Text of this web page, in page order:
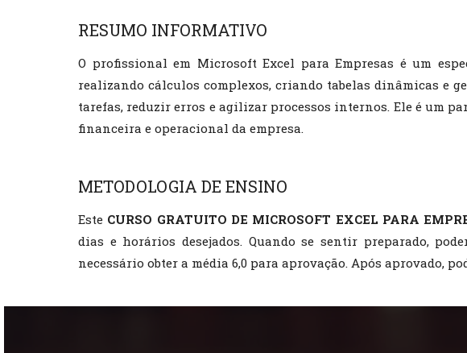
RESUMO INFORMATIVO
O profissional em Microsoft Excel para Empresas é um
realizando cálculos complexos, criando tabelas dinâmicas e
tarefas, reduzir erros e agilizar processos internos. Ele é um
financeira e operacional da empresa.
METODOLOGIA DE ENSINO
Este CURSO GRATUITO DE MICROSOFT EXCEL PARA
dias e horários desejados. Quando se sentir preparado,
necessário obter a média 6,0 para aprovação. Após aprovado,